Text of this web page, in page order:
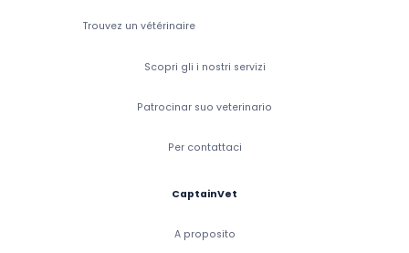
Trouvez un vétérinaire
Scopri gli i nostri servizi
Patrocinar suo veterinario
Per contattaci
CaptainVet
A proposito